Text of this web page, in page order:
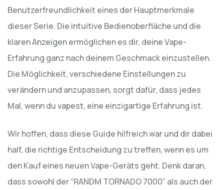
Benutzerfreundlichkeit eines der Hauptmerkmale
dieser Serie. Die intuitive Bedienoberfläche und die
klaren Anzeigen ermöglichen es dir, deine Vape-
Erfahrung ganz nach deinem Geschmack einzustellen.
Die Möglichkeit, verschiedene Einstellungen zu
verändern und anzupassen, sorgt dafür, dass jedes
Mal, wenn du vapest, eine einzigartige Erfahrung ist.
Wir hoffen, dass diese Guide hilfreich war und dir dabei
half, die richtige Entscheidung zu treffen, wenn es um
den Kauf eines neuen Vape-Geräts geht. Denk daran,
dass sowohl der “RANDM TORNADO 7000” als auch der